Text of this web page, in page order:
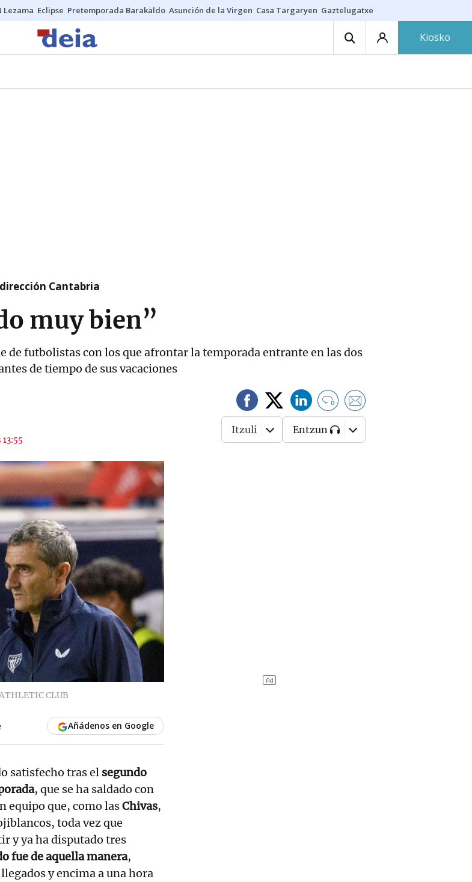
Lezama Eclipse Pretemporada Barakaldo Asunción de la Virgen Casa Targaryen Gaztelugatxe
Kiosko
Cantabria
muy bien”
de futbolistas con los que afrontar la temporada entrante en las dos
de tiempo de sus vacaciones
0
Itzuli Entzun
CLUB
Añádenos en Google
satisfecho tras el segundo
, que se ha saldado con
equipo que, como lasChivas,
toda vez que
y ya ha disputado tres
fue de aquella manera,
y encima a una hora